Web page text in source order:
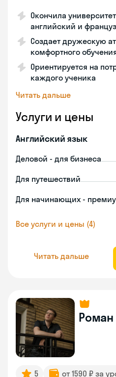
Окончила
английский и
Создает дружескую
комфортного
Ориентируется на
каждого ученика
Читать дальше
Услуги и цены
Английский язык
Деловой - для бизнеса
Для путешествий
Для начинающих -
Все услуги и цены (4)
Читать дальше
Роман
5 от 1590 ₽ за